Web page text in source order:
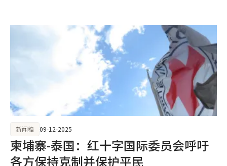
柬埔寨-泰国：红十字国际委员会呼吁
各方保持克制并保护平民
新闻稿 09-12-2025